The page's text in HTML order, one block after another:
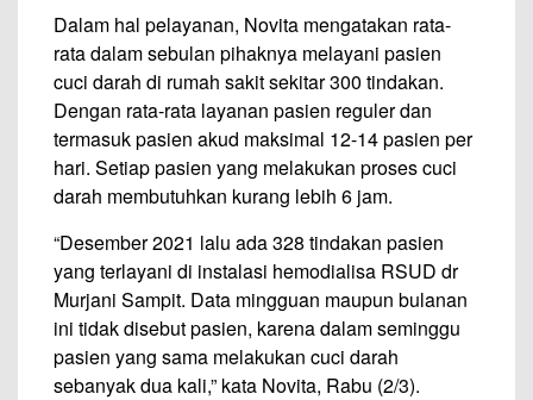
Dalam hal pelayanan, Novita mengatakan rata-
rata dalam sebulan pihaknya melayani pasien
cuci darah di rumah sakit sekitar 300 tindakan.
Dengan rata-rata layanan pasien reguler dan
termasuk pasien akud maksimal 12-14 pasien per
hari. Setiap pasien yang melakukan proses cuci
darah membutuhkan kurang lebih 6 jam.
“Desember 2021 lalu ada 328 tindakan pasien
yang terlayani di instalasi hemodialisa RSUD dr
Murjani Sampit. Data mingguan maupun bulanan
ini tidak disebut pasien, karena dalam seminggu
pasien yang sama melakukan cuci darah
sebanyak dua kali,” kata Novita, Rabu (2/3).